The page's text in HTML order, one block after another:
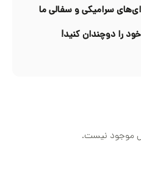
سرامیکی و سفالی ما
را دوچندان کنید!
موجود نیست.